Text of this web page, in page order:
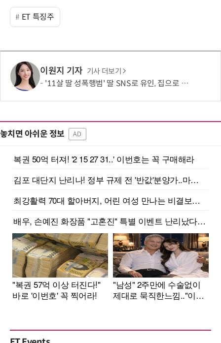
ET 특징주
이원지 기자 기사 더보기
'11살 딸 성폭행범' 딸 SNS로 유인, 집으로 불러낸 아버지…결국 총 쐈다
놓치면 아쉬운 정보 AD